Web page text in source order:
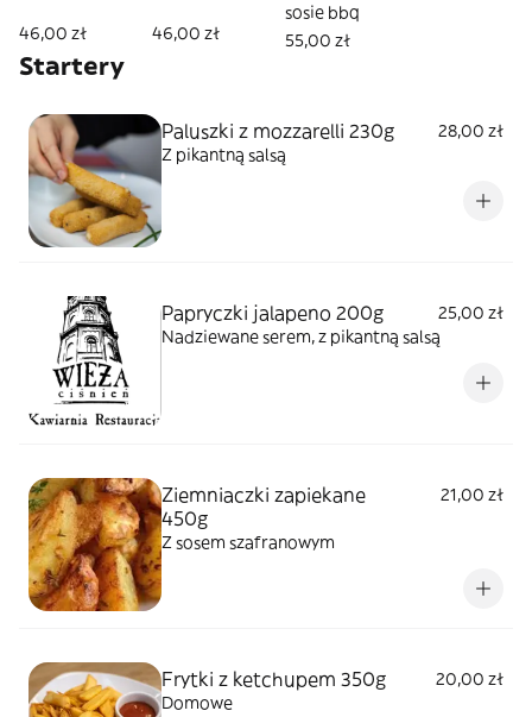
46,00 zł 46,00 zł
sosie bbq
55,00 zł
Startery
Paluszki z mozzarelli 230g
28,00 zł
Z pikantną salsą
Papryczki jalapeno 200g
25,00 zł
Nadziewane serem, z pikantną salsą
Ziemniaczki zapiekane
450g
21,00 zł
Z sosem szafranowym
Frytki z ketchupem 350g
20,00 zł
Domowe